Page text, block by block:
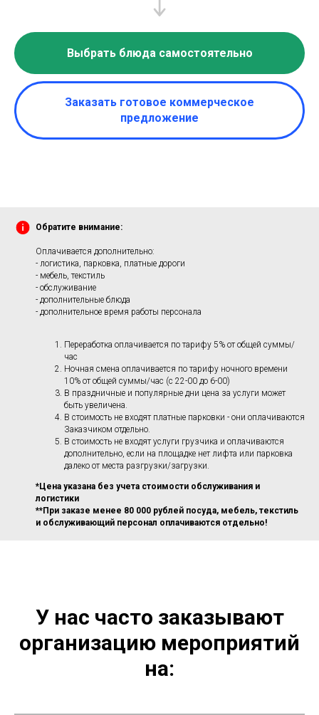
Выбрать блюда самостоятельно
Заказать готовое коммерческое
предложение
Обратите внимание:
Оплачивается дополнительно:
- логистика, парковка, платные дороги
- мебель, текстиль
- обслуживание
- дополнительные блюда
- дополнительное время работы персонала
Переработка оплачивается по тарифу 5% от общей суммы/
час
Ночная смена оплачивается по тарифу ночного времени
10% от общей суммы/час (с 22-00 до 6-00)
В праздничные и популярные дни цена за услуги может
быть увеличена.
В стоимость не входят платные парковки - они оплачиваются
Заказчиком отдельно.
В стоимость не входят услуги грузчика и оплачиваются
дополнительно, если на площадке нет лифта или парковка
далеко от места разгрузки/загрузки.
*Цена указана без учета стоимости обслуживания и
логистики
**При заказе менее 80 000 рублей посуда, мебель, текстиль
и обслуживающий персонал оплачиваются отдельно!
У нас часто заказывают
организацию мероприятий
на: